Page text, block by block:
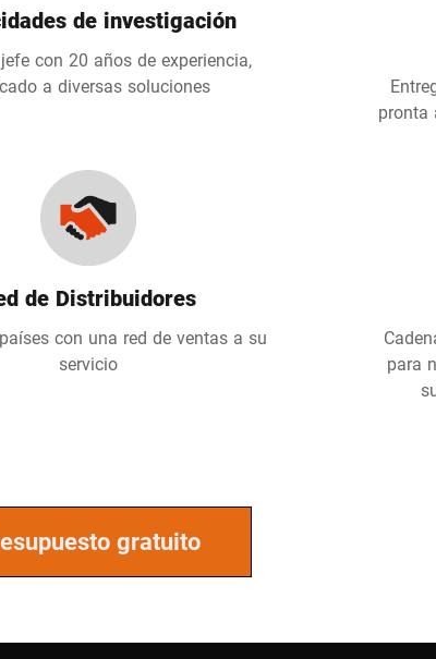
de investigación
con 20 años de experiencia,
a diversas soluciones
pronta
de Distribuidores
con una red de ventas a su
servicio
para
gratuito